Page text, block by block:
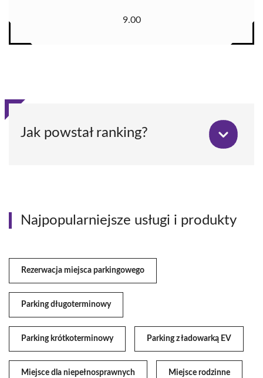
9.00
Jak powstał ranking?
Najpopularniejsze usługi i produkty
Rezerwacja miejsca parkingowego
Parking długoterminowy
Parking krótkoterminowy Parking z ładowarką EV
Miejsce dla niepełnosprawnych Miejsce rodzinne